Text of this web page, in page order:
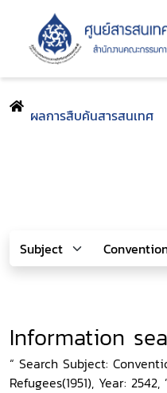
ผลการสืบค้นสารสนเทศ
Information
“ Search Subject:
Refugees(1951), Year: 2542,